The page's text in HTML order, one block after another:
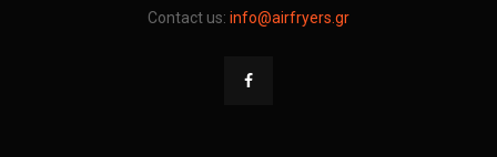
Contact us: info@airfryers.gr